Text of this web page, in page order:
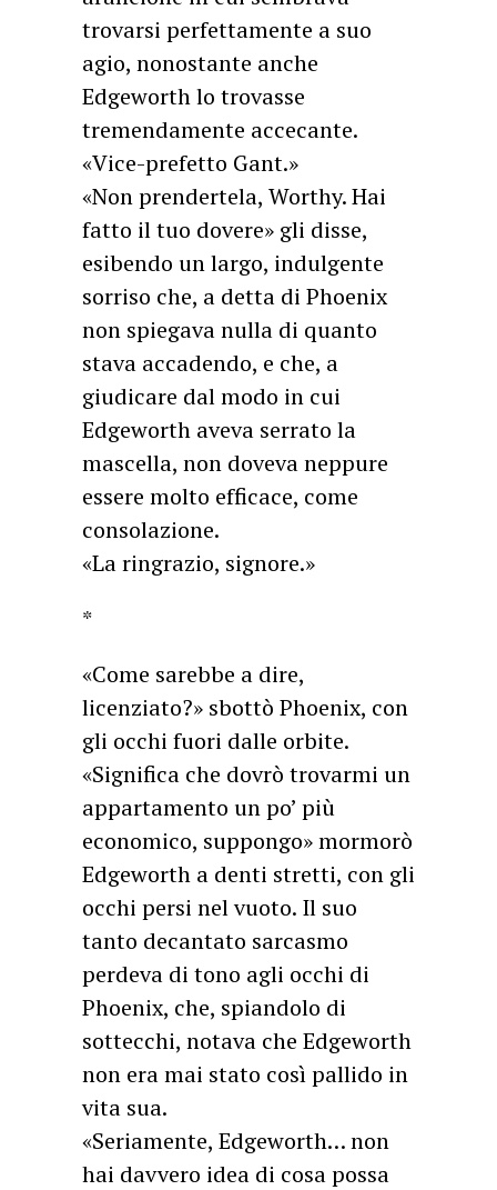
trovarsi perfettamente a suo
agio, nonostante anche
Edgeworth lo trovasse
tremendamente accecante.
«Vice-prefetto Gant.»
«Non prendertela, Worthy. Hai
fatto il tuo dovere» gli disse,
esibendo un largo, indulgente
sorriso che, a detta di Phoenix
non spiegava nulla di quanto
stava accadendo, e che, a
giudicare dal modo in cui
Edgeworth aveva serrato la
mascella, non doveva neppure
essere molto efficace, come
consolazione.
«La ringrazio, signore.»
*
«Come sarebbe a dire,
licenziato?» sbottò Phoenix, con
gli occhi fuori dalle orbite.
«Significa che dovrò trovarmi un
appartamento un po’ più
economico, suppongo» mormorò
Edgeworth a denti stretti, con gli
occhi persi nel vuoto. Il suo
tanto decantato sarcasmo
perdeva di tono agli occhi di
Phoenix, che, spiandolo di
sottecchi, notava che Edgeworth
non era mai stato così pallido in
vita sua.
«Seriamente, Edgeworth… non
hai davvero idea di cosa possa